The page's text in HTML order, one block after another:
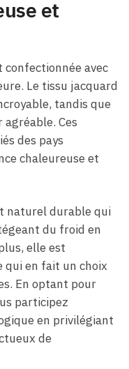
et
confectionnée avec
Le tissu jacquard
tandis que
Ces
des pays
chaleureuse et
naturel durable qui
du froid en
elle est
qui en fait un choix
En optant pour
participez
en privilégiant
de